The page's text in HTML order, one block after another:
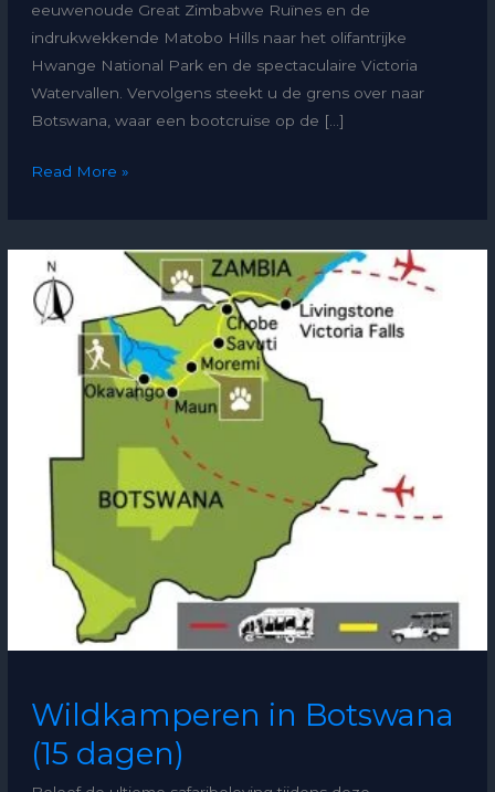
eeuwenoude Great Zimbabwe Ruïnes en de
indrukwekkende Matobo Hills naar het olifantrijke
Hwange National Park en de spectaculaire Victoria
Watervallen. Vervolgens steekt u de grens over naar
Botswana, waar een bootcruise op de […]
Read More »
Wildkamperen in Botswana
(15 dagen)
Wildkamperen
in
Botswana
dagen)